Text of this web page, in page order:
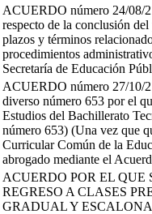
ACUERDO número 24/08/
respecto de la conclusión
plazos y términos
procedimientos
Secretaría de Educación
ACUERDO número 27/10/
diverso número 653 por el
Estudios del Bachillerato
número 653) (Una vez que
Curricular Común de la
abrogado mediante el
ACUERDO POR EL QUE
REGRESO A CLASES
GRADUAL Y